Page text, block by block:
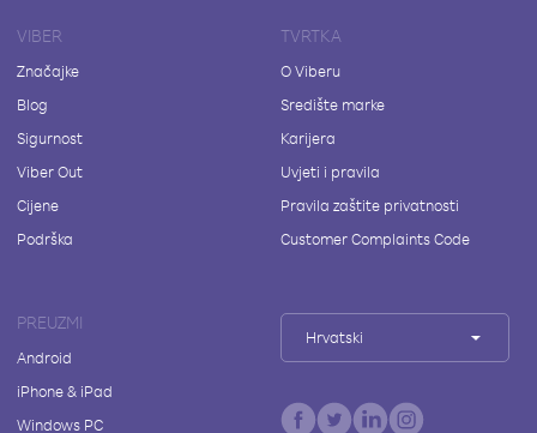
VIBER
Značajke
Blog
Sigurnost
Viber Out
Cijene
Podrška
TVRTKA
O Viberu
Središte marke
Karijera
Uvjeti i pravila
Pravila zaštite privatnosti
Customer Complaints Code
PREUZMI
Android
iPhone & iPad
Windows PC
Hrvatski